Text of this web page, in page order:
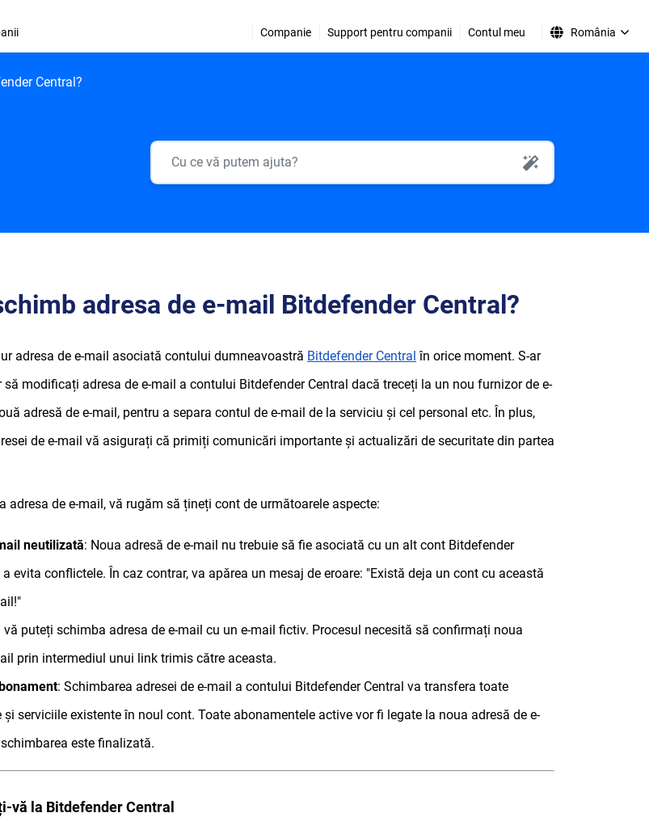
Companie Support pentru companii Contul meu România
Central?
adresa de e-mail Bitdefender Central?
adresa de e-mail asociată contului dumneavoastră Bitdefender Central în orice moment. S-ar
să modificați adresa de e-mail a contului Bitdefender Central dacă treceți la un nou furnizor de e-
adresă de e-mail, pentru a separa contul de e-mail de la serviciu și cel personal etc. În plus,
de e-mail vă asigurați că primiți comunicări importante și actualizări de securitate din partea
adresa de e-mail, vă rugăm să țineți cont de următoarele aspecte:
neutilizată: Noua adresă de e-mail nu trebuie să fie asociată cu un alt cont Bitdefender
evita conflictele. În caz contrar, va apărea un mesaj de eroare: "Există deja un cont cu această
vă puteți schimba adresa de e-mail cu un e-mail fictiv. Procesul necesită să confirmați noua
prin intermediul unui link trimis către aceasta.
: Schimbarea adresei de e-mail a contului Bitdefender Central va transfera toate
și serviciile existente în noul cont. Toate abonamentele active vor fi legate la noua adresă de e-
este finalizată.
vă la Bitdefender Central